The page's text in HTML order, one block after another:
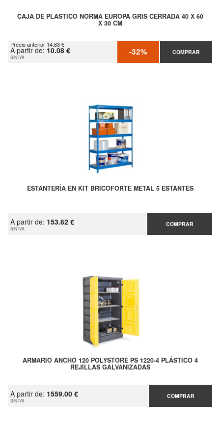
CAJA DE PLASTICO NORMA EUROPA GRIS CERRADA 40 X 60
X 30 CM
Precio anterior 14.83 €
A partir de: 10.08 €
SIN IVA -32% COMPRAR
ESTANTERÍA EN KIT BRICOFORTE METAL 5 ESTANTES
A partir de: 153.62 €
SIN IVA
COMPRAR
ARMARIO ANCHO 120 POLYSTORE PS 1220-4 PLÁSTICO 4
REJILLAS GALVANIZADAS
A partir de: 1559.00 €
SIN IVA
COMPRAR